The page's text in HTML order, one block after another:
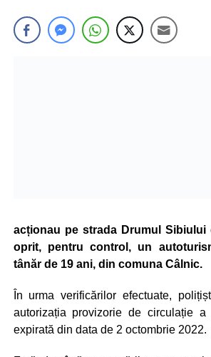
acționau pe strada Drumul Sibiului
oprit, pentru control, un
tânăr de 19 ani, din comuna Câlnic.
În urma verificărilor efectuate,
autorizația provizorie de circulație a
expirată din data de 2 octombrie 2022.